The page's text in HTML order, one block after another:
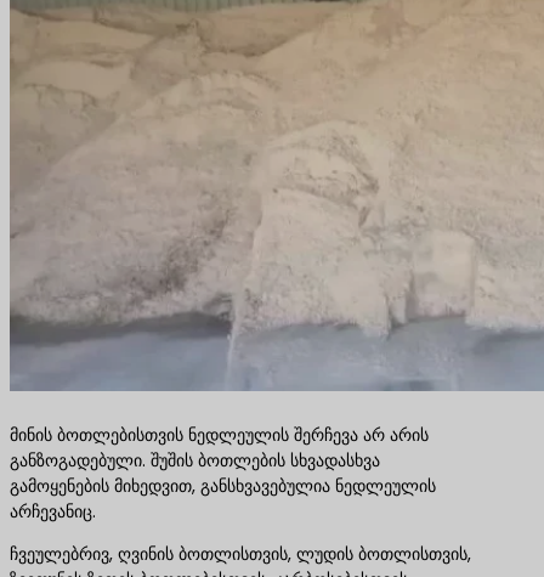
მინის ბოთლებისთვის ნედლეულის შერჩევა არ არის
განზოგადებული. შუშის ბოთლების სხვადასხვა
გამოყენების მიხედვით, განსხვავებულია ნედლეულის
არჩევანიც.
ჩვეულებრივ, ღვინის ბოთლისთვის, ლუდის ბოთლისთვის,